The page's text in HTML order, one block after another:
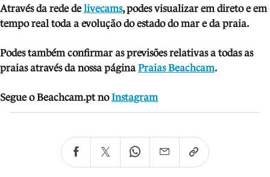
Através da rede delivecams, podes visualizar em direto e em
tempo real toda a evolução do estado do mar e da praia.
Podes também confirmar as previsões relativas a todas as
praias através da nossa páginaPraias Beachcam.
Segue o Beachcam.pt no Instagram